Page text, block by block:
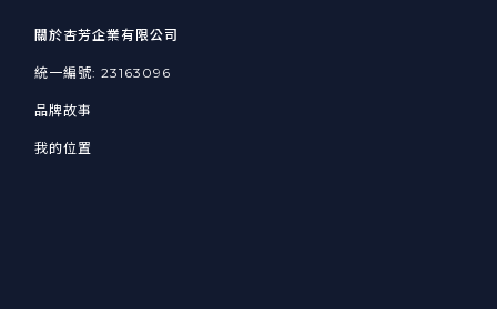
關於杏芳企業有限公司
統一編號: 23163096
品牌故事
我的位置